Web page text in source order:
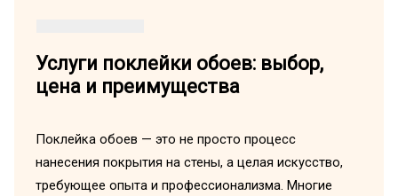
Услуги поклейки обоев: выбор,
цена и преимущества
Поклейка обоев — это не просто процесс
нанесения покрытия на стены, а целая искусство,
требующее опыта и профессионализма. Многие